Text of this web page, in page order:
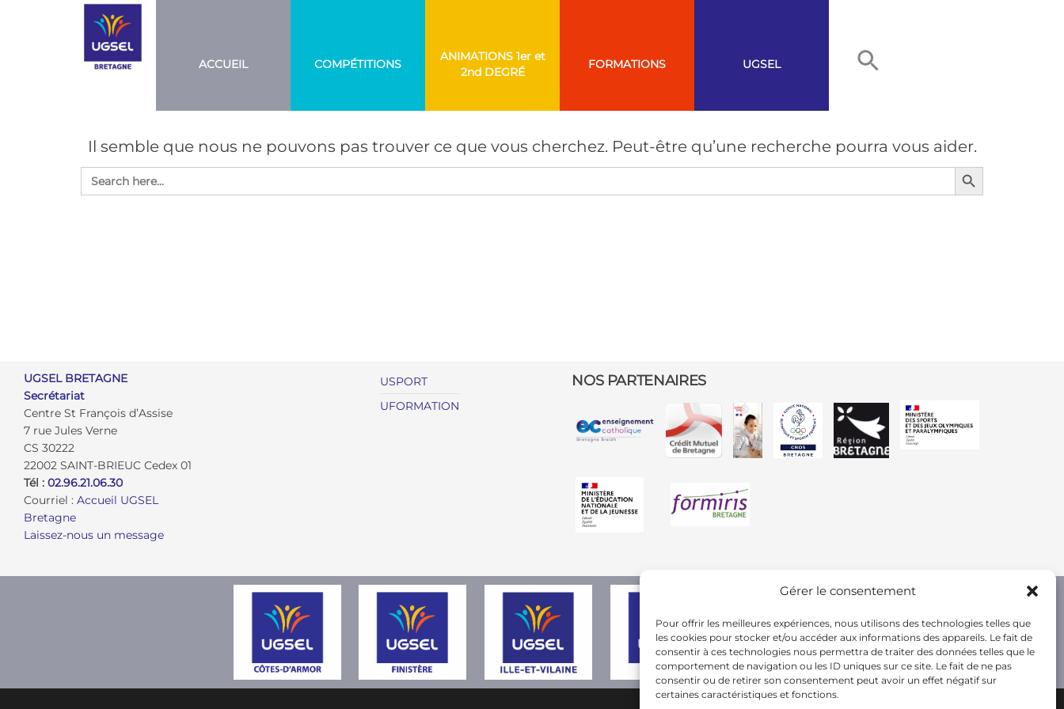
Gérer le consentement
Pour offrir les meilleures expériences, nous utilisons des technologies telles que
les cookies pour stocker et/ou accéder aux informations des appareils. Le fait de
consentir à ces technologies nous permettra de traiter des données telles que le
comportement de navigation ou les ID uniques sur ce site. Le fait de ne pas
consentir ou de retirer son consentement peut avoir un effet négatif sur
certaines caractéristiques et fonctions.
ACCUEIL
COMPÉTITIONS
ANIMATIONS
FORMATIONS UGSEL
AUCUN RÉSULTAT
Il semble que nous ne pouvons pas trouver ce que vous cherchez. Peut-être qu’une recherche pourra vous aider.
Search
for:
Search Button
UGSEL BRETAGNE
Secrétariat
Centre St François d’Assise
7 rue Jules Verne
CS 30222
22002 SAINT-BRIEUC Cedex 01
Tél : 02.96.21.06.30
Courriel : Accueil UGSEL
Bretagne
Laissez-nous un message
USPORT
UFORMATION
NOS PARTENAIRES